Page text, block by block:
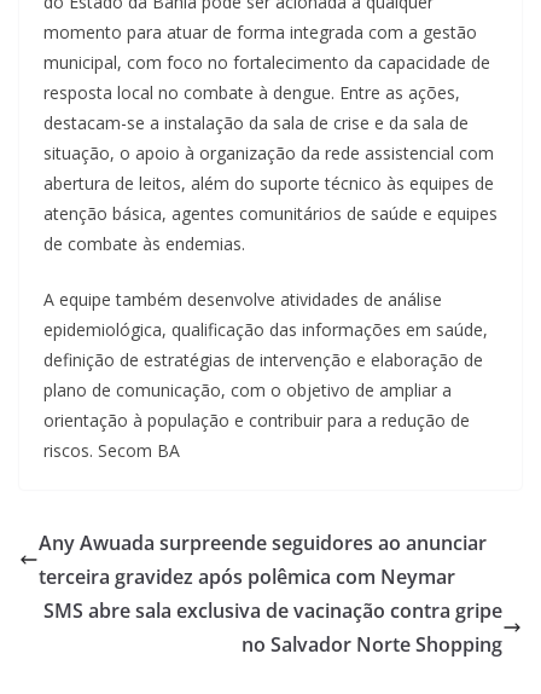
momento para atuar de forma integrada com a gestão
municipal, com foco no fortalecimento da capacidade de
resposta local no combate à dengue. Entre as ações,
destacam-se a instalação da sala de crise e da sala de
situação, o apoio à organização da rede assistencial com
abertura de leitos, além do suporte técnico às equipes de
atenção básica, agentes comunitários de saúde e equipes
de combate às endemias.
A equipe também desenvolve atividades de análise
epidemiológica, qualificação das informações em saúde,
definição de estratégias de intervenção e elaboração de
plano de comunicação, com o objetivo de ampliar a
orientação à população e contribuir para a redução de
riscos. Secom BA
Any Awuada surpreende seguidores ao anunciar
terceira gravidez após polêmica com Neymar
SMS abre sala exclusiva de vacinação contra gripe
no Salvador Norte Shopping